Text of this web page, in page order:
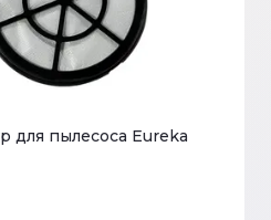
для пылесоса Eureka